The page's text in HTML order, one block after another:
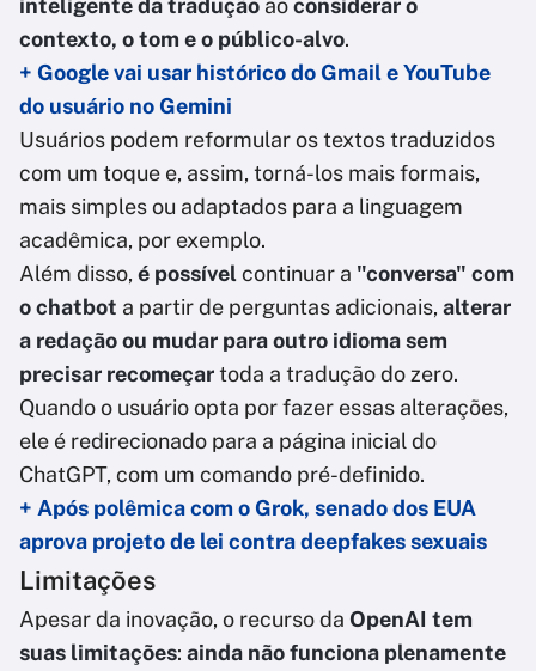
inteligente da tradução aoconsiderar o
contexto, o tom e o público-alvo.
+ Google vai usar histórico do Gmail e YouTube
do usuário no Gemini
Usuários podem reformular os textos traduzidos
com um toque e, assim, torná-los mais formais,
mais simples ou adaptados para a linguagem
acadêmica, por exemplo.
Além disso, é possívelcontinuar a "conversa" com
o chatbot a partir de perguntas adicionais, alterar
a redação ou mudar para outro idioma sem
precisar recomeçartoda a tradução do zero.
Quando o usuário opta por fazer essas alterações,
ele é redirecionado para a página inicial do
ChatGPT, com um comando pré-definido.
+ Após polêmica com o Grok, senado dos EUA
aprova projeto de lei contra deepfakes sexuais
Limitações
Apesar da inovação, o recurso da OpenAI tem
suas limitações: ainda não funciona plenamente